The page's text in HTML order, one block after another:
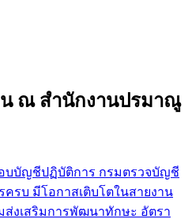
ณ สำนักงานปรมาณู
บบัญชีปฏิบัติการ กรมตรวจบัญชี
รบ มีโอกาสเติบโตในสายงาน
งเสริมการพัฒนาทักษะ อัตรา